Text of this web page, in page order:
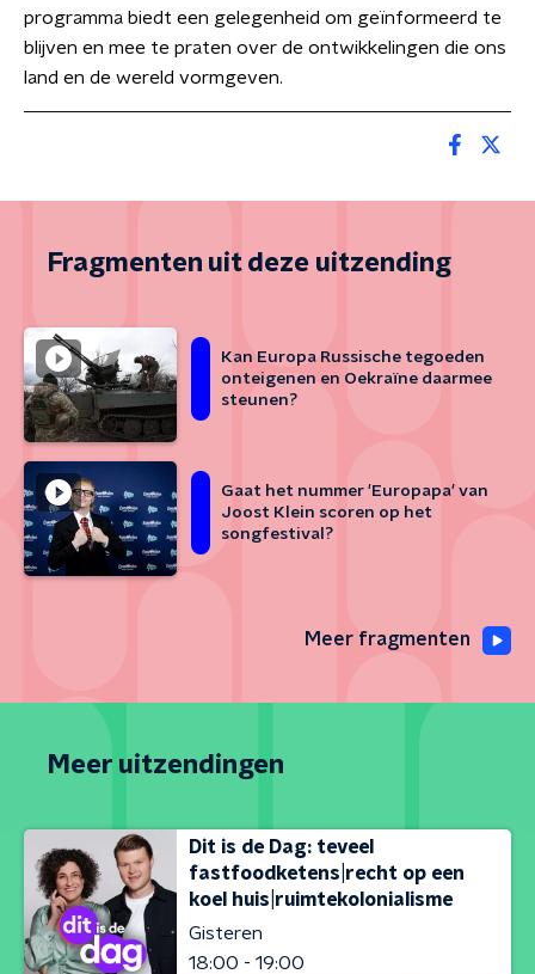
programma biedt een gelegenheid om geïnformeerd te
blijven en mee te praten over de ontwikkelingen die ons
land en de wereld vormgeven.
Fragmenten uit deze uitzending
Kan Europa Russische tegoeden
onteigenen en Oekraïne daarmee
steunen?
Gaat het nummer 'Europapa' van
Joost Klein scoren op het
songfestival?
Meer fragmenten
Meer uitzendingen
Dit is de Dag: teveel
fastfoodketens|recht op een
koel huis|ruimtekolonialisme
Gisteren
18:00 - 19:00